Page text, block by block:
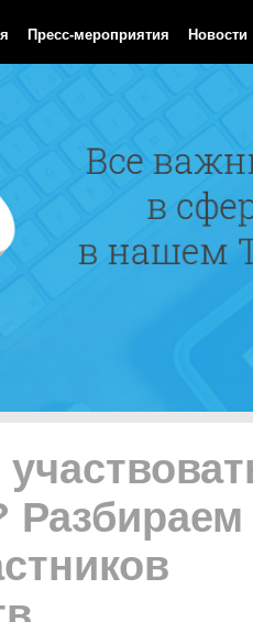
Пресс-мероприятия Новости
Разбираем